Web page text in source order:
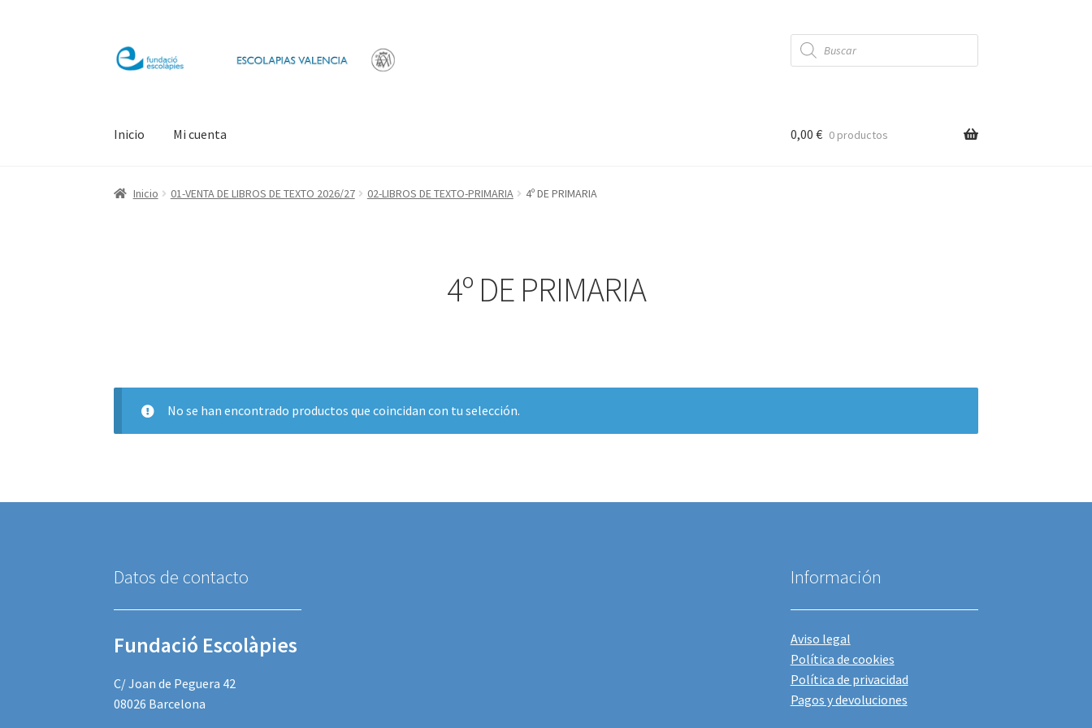
a
al
Búsqueda
de
productos
Inicio Mi cuenta 0,00 € 0 productos
Inicio 01-VENTA DE LIBROS DE TEXTO 2026/27 02-LIBROS DE TEXTO-PRIMARIA 4º DE PRIMARIA
4º DE PRIMARIA
No se han encontrado productos que coincidan con tu selección.
Datos de contacto
Fundació Escolàpies
C/ Joan de Peguera 42
08026 Barcelona
Información
Aviso legal
Política de cookies
Política de privacidad
Pagos y devoluciones